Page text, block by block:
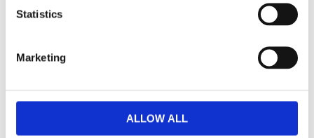
Statistics
Marketing
ALLOW ALL